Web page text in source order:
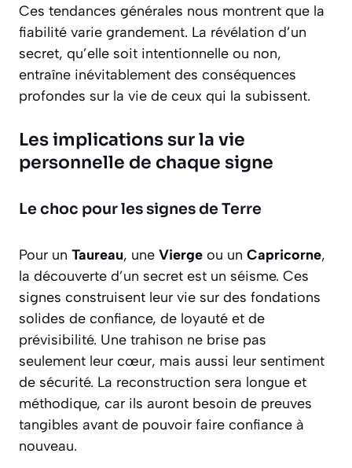
Ces tendances générales nous montrent que la
fiabilité varie grandement. La révélation d’un
secret, qu’elle soit intentionnelle ou non,
entraîne inévitablement des conséquences
profondes sur la vie de ceux qui la subissent.
Les implications sur la vie
personnelle de chaque signe
Le choc pour les signes de Terre
Pour un Taureau, une Vierge ou un Capricorne,
la découverte d’un secret est un séisme. Ces
signes construisent leur vie sur des fondations
solides de confiance, de loyauté et de
prévisibilité. Une trahison ne brise pas
seulement leur cœur, mais aussi leur sentiment
de sécurité. La reconstruction sera longue et
méthodique, car ils auront besoin de preuves
tangibles avant de pouvoir faire confiance à
nouveau.